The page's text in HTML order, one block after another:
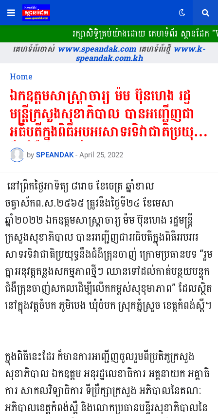
រក្សាសិទ្ធិគ្រប់យ៉ាងដោយ គេហទំព័រ ស្ពានដែក​
គេហទំព័រចាស់www.speandak.comគេហទំព័រថ្មីwww.k-
speandak.com.kh
Home
ឯកឧត្តមសាស្រ្តាចារ្យ ម៉ម ប៊ុនហេង រដ្ឋ
មន្ត្រីក្រសួងសុខាភិបាល បានអញ្ជើញជា
អធិបតីក្នុងពិធីអបអរសាទរទិវាជាតិប្រយុទ្ធ
នឹងជំងឺគ្រុនចាញ់
by SPEANDAK - April 25, 2022
នៅព្រឹកថ្ងៃអាទិត្យ ៨រោច ខែចេត្រ ឆ្នាំខាល​ ​
ចត្វាស័កព.ស.២៥៦៥ ត្រូវនឹងថ្ងៃទី២៤ ខែមេសា
ឆ្នាំ២០២២ ឯកឧត្តមសាស្រ្តាចារ្យ ម៉ម ប៊ុនហេង រដ្ឋមន្ត្រី
ក្រសួងសុខាភិបាល បានអញ្ជើញជាអធិបតីក្នុងពិធីអបអរ
សាទរទិវាជាតិប្រយុទ្ធនឹងជំងឺគ្រុនចាញ់​ ក្រោមប្រធានបទ​ “រួម
គ្នាអនុវត្តគន្លងសកម្មភាពថ្មីៗ​ ឈានទៅដល់កាត់បន្ថយបន្ទុក
ជំងឺគ្រុនចាញ់សកលដេីម្បីលេីកកម្ពស់សុខុមាភាព” ដែលស្ថិត
នៅក្នុងវត្តចំបក​ ភូមិបេង​ ឃុំចំបក​ ស្រុកភ្នំស្រួច ខេត្តកំពង់ស្ពឺ។
ក្នុងពិធីនេះដែរ ក៏មានការអញ្ជើញចូលរួមពីប្រតិភូក្រសួង
សុខាភិបាល ឯកឧត្តម​ អនុរដ្ឋលេខាធិការ អគ្គនាយក អគ្គាធិ
ការ​ សាកលវិទ្យាធិការ ទីប្រឹក្សាក្រសួង​ អភិបាលនៃគណៈ
អភិបាលខេត្តកំពង់ស្ពឺ និងលោកប្រធានមន្ទីរសុខាភិបាលនៃ